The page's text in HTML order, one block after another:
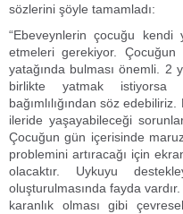
sözlerini şöyle tamamladı:
“Ebeveynlerin çocuğu kendi
etmeleri gerekiyor. Çocuğun
yatağında bulması önemli. 2
birlikte yatmak istiyorsa
bağımlılığından söz
ileride yaşayabileceği
Çocuğun gün içerisinde
problemini artıracağı için
olacaktır. Uykuyu
oluşturulmasında fayda
karanlık olması gibi